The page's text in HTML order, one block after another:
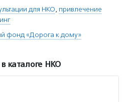
для НКО, привлечение
фонд «Дорога к дому»
каталоге НКО